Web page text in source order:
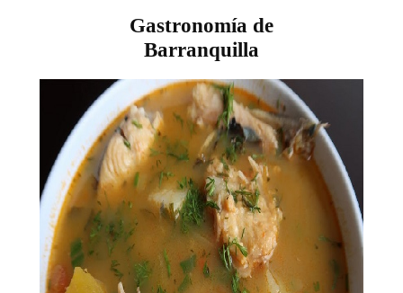
Gastronomía de
Barranquilla